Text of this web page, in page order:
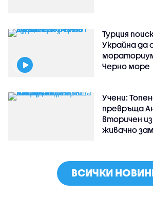
Турция
Украйна да
Черно море
Учени:
превръща
вторичен
живачно
ВСИЧКИ